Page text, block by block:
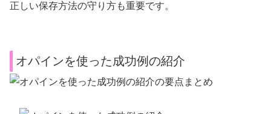
正しい保存方法の守り方も重要です。
オパインを使った成功例の紹介